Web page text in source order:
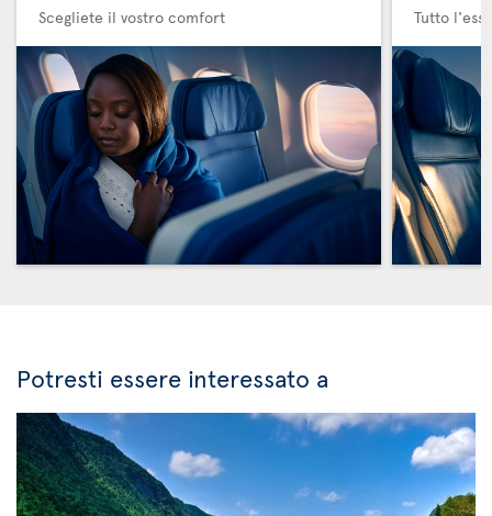
Scegliete il vostro comfort Tutto
Potresti essere interessato a